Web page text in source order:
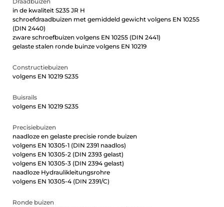
in de kwaliteit S235 JR H
schroefdraadbuizen met gemiddeld gewicht volgens EN 10255
(DIN 2440)
zware schroefbuizen volgens EN 10255 (DIN 2441)
gelaste stalen ronde buinze volgens EN 10219
Constructiebuizen
volgens EN 10219 S235
Buisrails
volgens EN 10219 S235
Precisiebuizen
naadloze en gelaste precisie ronde buizen
volgens EN 10305-1 (DIN 2391 naadlos)
volgens EN 10305-2 (DIN 2393 gelast)
volgens EN 10305-3 (DIN 2394 gelast)
naadloze Hydraulikleitungsrohre
volgens EN 10305-4 (DIN 2391/C)
Ronde buizen